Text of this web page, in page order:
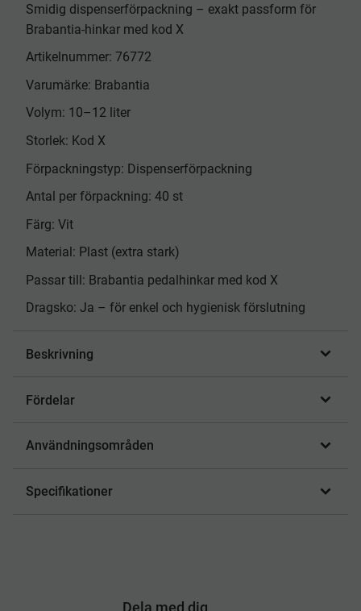
Smidig dispenserförpackning – exakt passform för
Brabantia-hinkar med kod X
Artikelnummer: 76772
Varumärke: Brabantia
Volym: 10–12 liter
Storlek: Kod X
Förpackningstyp: Dispenserförpackning
Antal per förpackning: 40 st
Färg: Vit
Material: Plast (extra stark)
Passar till: Brabantia pedalhinkar med kod X
Dragsko: Ja – för enkel och hygienisk förslutning
Beskrivning
Fördelar
Användningsområden
Specifikationer
Dela med dig